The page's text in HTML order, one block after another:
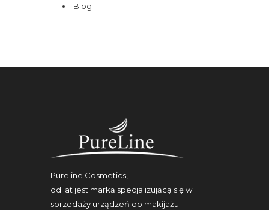
Blog
Pureline Cosmetics,
od lat jest marką specjalizującą się w
sprzedaży urządzeń do makijażu